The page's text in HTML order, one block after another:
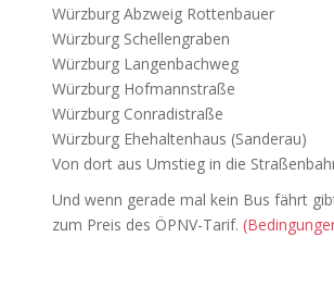
Würzburg Abzweig Rottenbauer
Würzburg Schellengraben
Würzburg Langenbachweg
Würzburg Hofmannstraße
Würzburg Conradistraße
Würzburg Ehehaltenhaus (Sanderau)
Von dort aus Umstieg in die
Und wenn gerade mal kein Bus fährt
zum Preis des ÖPNV-Tarif.